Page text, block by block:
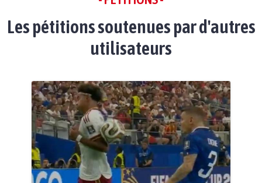
Les pétitions soutenues par d'autres
utilisateurs